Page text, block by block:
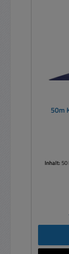
50m
Inhalt: